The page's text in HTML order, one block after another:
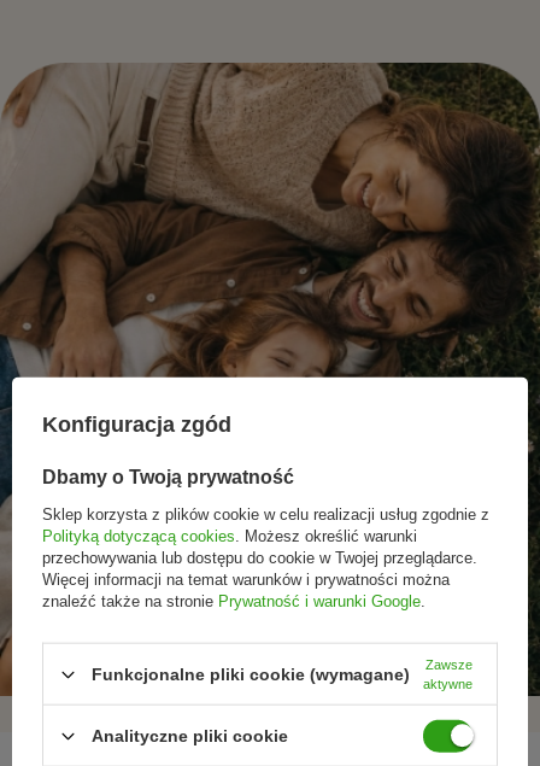
Promocje tylko dla
subskrybentów
Nowości przed
premierą
Rezygnacja w każdej
chwili
Konfiguracja zgód
Dbamy o Twoją prywatność
Sklep korzysta z plików cookie w celu realizacji usług zgodnie z
Polityką dotyczącą cookies . Możesz określić warunki
przechowywania lub dostępu do cookie w Twojej przeglądarce.
Więcej informacji na temat warunków i prywatności można
znaleźć także na stronie Prywatność i warunki Google
Funkcjonalne pliki cookie (wymagane)
Zawsze
aktywne
Analityczne pliki cookie